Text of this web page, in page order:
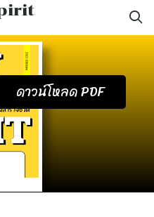
ดาวน์โหลด PDF